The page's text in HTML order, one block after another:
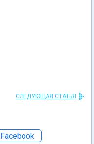
СЛЕДУЮЩАЯ СТАТЬЯ
Facebook